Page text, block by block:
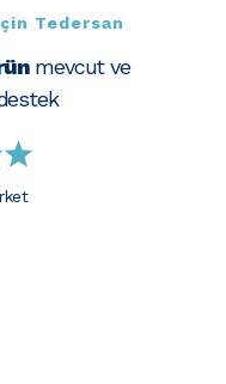
Tedersan
mevcut ve